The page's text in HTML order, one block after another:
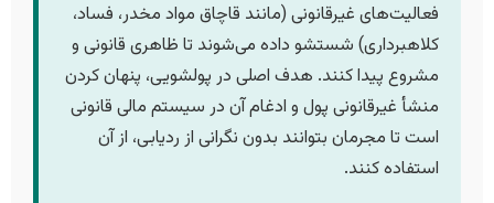
فعالیت‌های غیرقانونی (مانند قاچاق مواد مخدر، فساد،
کلاهبرداری) شستشو داده می‌شوند تا ظاهری قانونی و
مشروع پیدا کنند. هدف اصلی در پولشویی، پنهان کردن
منشأ غیرقانونی پول و ادغام آن در سیستم مالی قانونی
است تا مجرمان بتوانند بدون نگرانی از ردیابی، از آن
استفاده کنند.